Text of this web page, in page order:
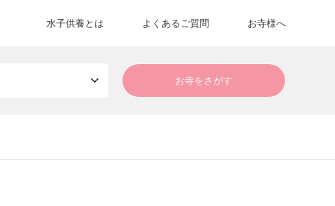
水子供養とは よくあるご質問 お寺様へ